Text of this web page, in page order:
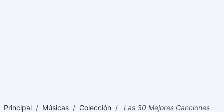
Principal / Músicas / Colección /
Las 30 Mejores Canciones